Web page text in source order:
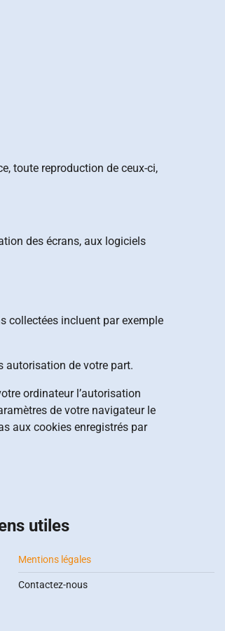
toute reproduction de ceux-ci,
des écrans, aux logiciels
collectées incluent par exemple
autorisation de votre part.
ordinateur l’autorisation
de votre navigateur le
aux cookies enregistrés par
utiles
Mentions légales
Contactez-nous